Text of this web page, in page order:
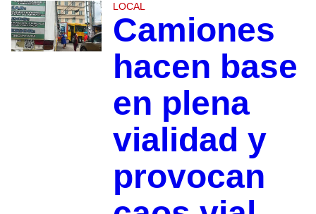
LOCAL
Camiones
hacen base
en plena
vialidad y
provocan